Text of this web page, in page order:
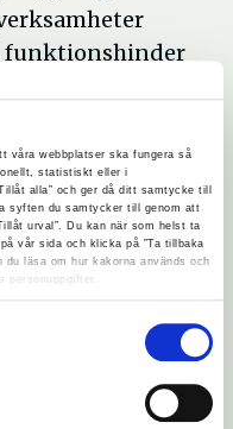
våra webbplatser ska fungera så
statistiskt eller i
alla” och ger då ditt samtycke till
syften du samtycker till genom att
urval”. Du kan när som helst ta
vår sida och klicka på ”Ta tillbaka
läsa om hur kakorna används och
personuppgifter.
funktionshinder
skogsslinga
ned i
främst till för
för att